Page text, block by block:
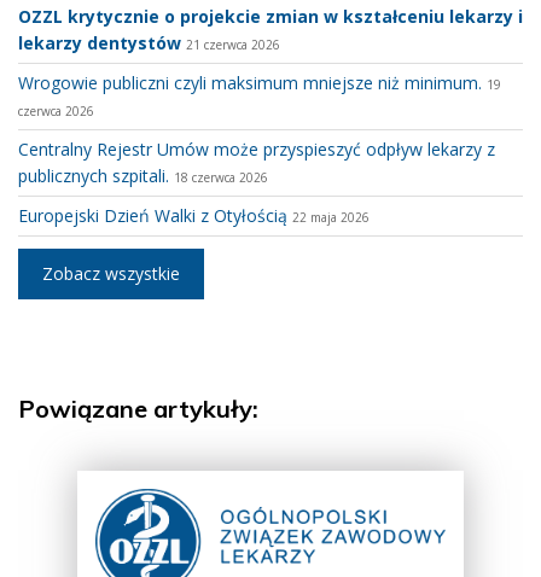
OZZL krytycznie o projekcie zmian w kształceniu lekarzy i
lekarzy dentystów 21 czerwca 2026
Wrogowie publiczni czyli maksimum mniejsze niż minimum. 19
czerwca 2026
Centralny Rejestr Umów może przyspieszyć odpływ lekarzy z
publicznych szpitali. 18 czerwca 2026
Europejski Dzień Walki z Otyłością 22 maja 2026
Zobacz wszystkie
Powiązane artykuły: